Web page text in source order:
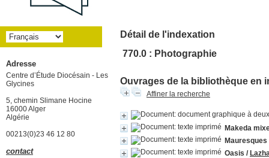
Détail de l'indexation
770.0 : Photographie
Ouvrages de la bibliothèque en
Affiner la recherche
Makeda
Mauresques
Oasis /
Adresse
Centre d’Étude Diocésain - Les
Glycines
5, chemin Slimane Hocine
16000 Alger
Algérie
00213(0)23 46 12 80
contact